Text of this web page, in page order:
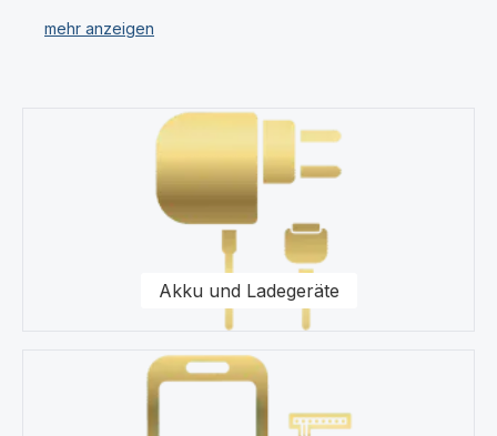
Taschen, Universal Zubehör, Displayfolie und
Für uns stehen Qualität und Originalität unserer
Produkte für das Apple iPhone 11 im Vordergrund. Wir
halten eine Vielzahl von Produkten wie Displays und
Schutzhüllen für Ihr Apple iPhone 12 Pro in unserem
modernen Warenlager für Sie vor.
Kaufen Sie nur Original Zubehör vom Apple iPhone 12
Pro Fachhändler.
Kategoriegalerie überspringen
Akku und Ladegeräte